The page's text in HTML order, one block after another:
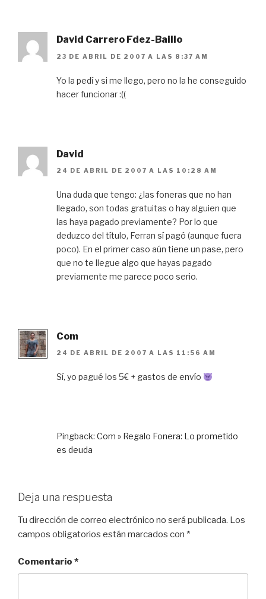
David Carrero Fdez-Baillo
23 DE ABRIL DE 2007 A LAS 8:37 AM
Yo la pedí y si me llego, pero no la he conseguido
hacer funcionar :((
David
24 DE ABRIL DE 2007 A LAS 10:28 AM
Una duda que tengo: ¿las foneras que no han
llegado, son todas gratuitas o hay alguien que
las haya pagado previamente? Por lo que
deduzco del título, Ferran sí pagó (aunque fuera
poco). En el primer caso aún tiene un pase, pero
que no te llegue algo que hayas pagado
previamente me parece poco serio.
Com
24 DE ABRIL DE 2007 A LAS 11:56 AM
Sí, yo pagué los 5€ + gastos de envío
Pingback: Com » Regalo Fonera: Lo prometido
es deuda
Deja una respuesta
Tu dirección de correo electrónico no será publicada. Los
campos obligatorios están marcados con *
Comentario *